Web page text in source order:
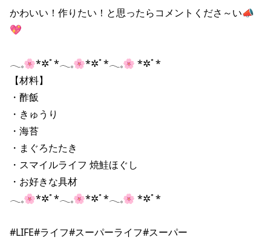
かわいい！作りたい！と思ったらコメントくださ～い📣
💖
𓂃𓈒⁡🌸*✲ﾟ*𓂃𓈒🌸*✲ﾟ*𓂃𓈒🌸 *✲ﾟ*
【材料】
・酢飯
・きゅうり
・海苔
・まぐろたたき
・スマイルライフ 焼鮭ほぐし
・お好きな具材
𓂃𓈒⁡🌸*✲ﾟ*𓂃𓈒🌸*✲ﾟ*𓂃𓈒🌸 *✲ﾟ*
#LIFE#ライフ#スーパーライフ#スーパー